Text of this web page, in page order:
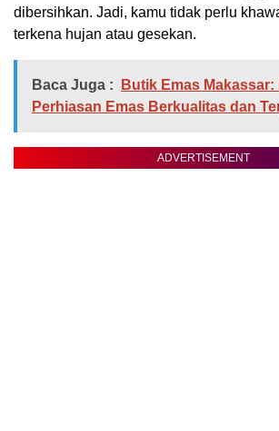
dibersihkan. Jadi, kamu tidak perlu
terkena hujan atau gesekan.
Baca Juga :
Butik Emas Makassar:
Perhiasan Emas Berkualitas dan
ADVERTISEMENT